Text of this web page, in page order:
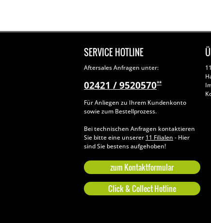
SERVICE HOTLINE
Aftersales Anfragen unter:
02421 / 9520570**
Für Anliegen zu Ihrem Kundenkonto
sowie zum Bestellprozess.
Bei technischen Anfragen kontaktieren
Sie bitte eine unserer 11 Filialen - Hier
sind Sie bestens aufgehoben!
zum Kontaktformular
Click & Collect Hotline